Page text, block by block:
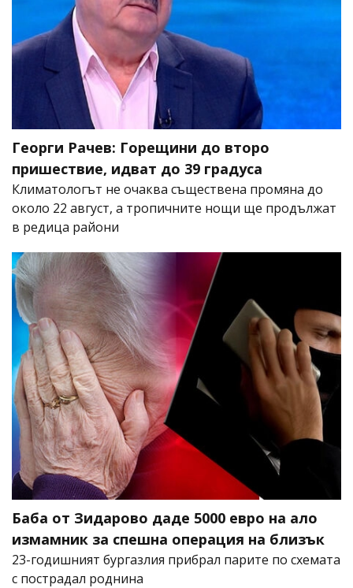
Георги Рачев: Горещини до второ
пришествие, идват до 39 градуса
Климатологът не очаква съществена промяна до
около 22 август, а тропичните нощи ще продължат
в редица райони
Баба от Зидарово даде 5000 евро на ало
измамник за спешна операция на близък
23-годишният бургазлия прибрал парите по схемата
с пострадал роднина